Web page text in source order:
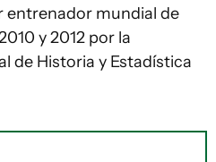
entrenador mundial de
y 2012 por la
de Historia y Estadística